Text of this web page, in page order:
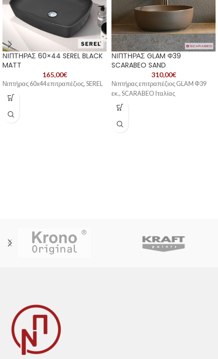
ΝΙΠΤΗΡΑΣ 60×44 SEREL BLACK
MATT
165,00€
Νιπτήρας 60x44 επιτραπέζιος, SEREL
ΝΙΠΤΗΡΑΣ GLAM Φ39
SCARABEO SAND
310,00€
Νιπτήρας επιτραπέζιος GLAM Φ39
εκ., SCARABEO Ιταλίας